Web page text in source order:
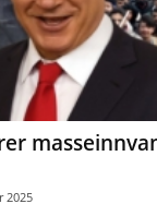
2025